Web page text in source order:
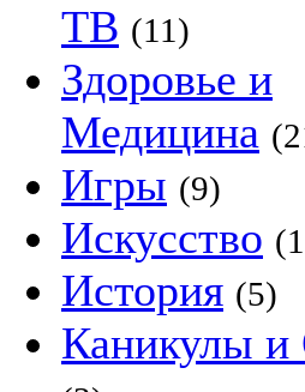
ТВ (11)
Здоровье и
Медицина
Игры (9)
Искусство
История (5)
Каникулы и